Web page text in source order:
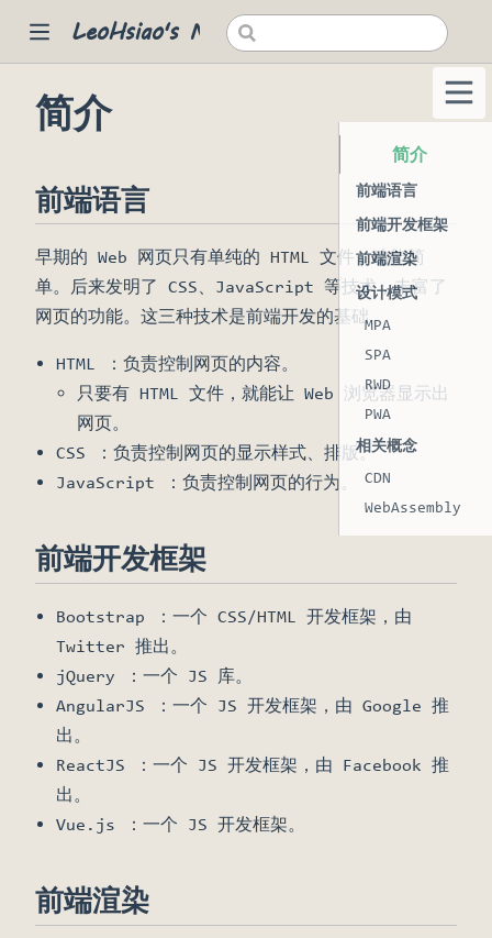
LeoHsiao's Notes
window)
简介
前端语言
早期的 Web 网页只有单纯的 HTML 文件，功能简
单。后来发明了 CSS、JavaScript 等技术，丰富了
网页的功能。这三种技术是前端开发的基础。
HTML ：负责控制网页的内容。
只要有 HTML 文件，就能让 Web 浏览器显示出
网页。
CSS ：负责控制网页的显示样式、排版。
JavaScript ：负责控制网页的行为。
前端开发框架
Bootstrap ：一个 CSS/HTML 开发框架，由
Twitter 推出。
jQuery ：一个 JS 库。
AngularJS ：一个 JS 开发框架，由 Google 推
出。
ReactJS ：一个 JS 开发框架，由 Facebook 推
出。
Vue.js ：一个 JS 开发框架。
前端渲染
简介
前端语言
前端开发框架
前端渲染
设计模式
MPA
SPA
RWD
PWA
相关概念
CDN
WebAssembly